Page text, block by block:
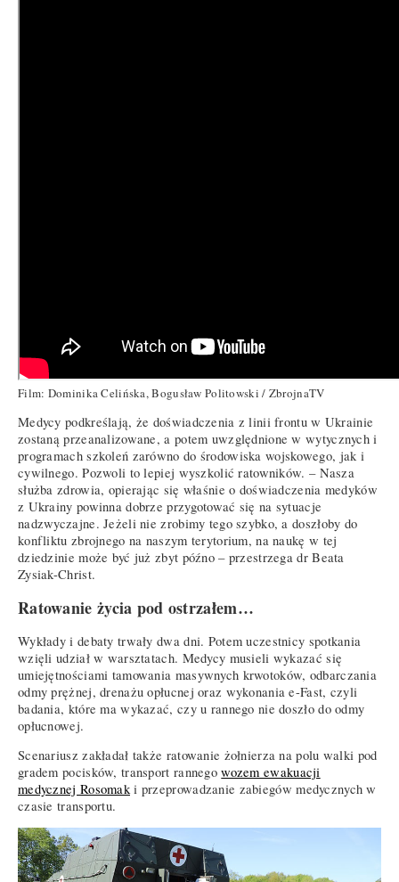
Film: Dominika Celińska, Bogusław Politowski / ZbrojnaTV
Medycy podkreślają, że doświadczenia z linii frontu w Ukrainie
zostaną przeanalizowane, a potem uwzględnione w wytycznych i
programach szkoleń zarówno do środowiska wojskowego, jak i
cywilnego. Pozwoli to lepiej wyszkolić ratowników. – Nasza
służba zdrowia, opierając się właśnie o doświadczenia medyków
z Ukrainy powinna dobrze przygotować się na sytuacje
nadzwyczajne. Jeżeli nie zrobimy tego szybko, a doszłoby do
konfliktu zbrojnego na naszym terytorium, na naukę w tej
dziedzinie może być już zbyt późno – przestrzega dr Beata
Zysiak-Christ.
Ratowanie życia pod ostrzałem…
Wykłady i debaty trwały dwa dni. Potem uczestnicy spotkania
wzięli udział w warsztatach. Medycy musieli wykazać się
umiejętnościami tamowania masywnych krwotoków, odbarczania
odmy prężnej, drenażu opłucnej oraz wykonania e-Fast, czyli
badania, które ma wykazać, czy u rannego nie doszło do odmy
opłucnowej.
Scenariusz zakładał także ratowanie żołnierza na polu walki pod
gradem pocisków, transport rannegowozem ewakuacji
medycznej Rosomaki przeprowadzanie zabiegów medycznych w
czasie transportu.